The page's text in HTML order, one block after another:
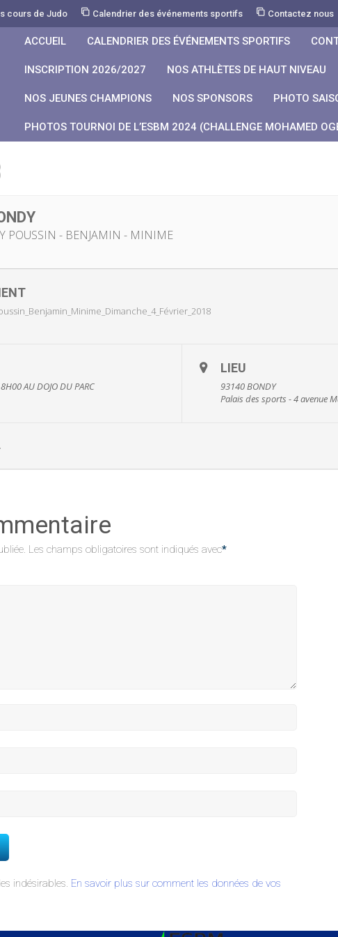
cours de Judo Calendrier des événements sportifs Contactez nous
ACCUEIL CALENDRIER DES ÉVÉNEMENTS SPORTIFS
INSCRIPTION 2026/2027 NOS ATHLÈTES DE HAUT NIVEAU
NOS JEUNES CHAMPIONS NOS SPONSORS PHOTO
PHOTOS TOURNOI DE L’ESBM 2024 (CHALLENGE MOHAMED
POUSSIN - BENJAMIN - MINIME
AU DOJO DU PARC
LIEU
93140 BONDY
Palais des sports - 4 avenue
Les champs obligatoires sont indiqués avec*
indésirables. En savoir plus sur comment les données de vos